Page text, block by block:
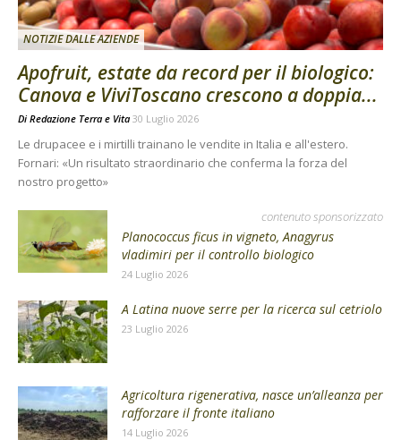
NOTIZIE DALLE AZIENDE
Apofruit, estate da record per il biologico:
Canova e ViviToscano crescono a doppia...
Di Redazione Terra e Vita 30 Luglio 2026
Le drupacee e i mirtilli trainano le vendite in Italia e all'estero.
Fornari: «Un risultato straordinario che conferma la forza del
nostro progetto»
contenuto sponsorizzato
Planococcus ficus in vigneto, Anagyrus
vladimiri per il controllo biologico
24 Luglio 2026
A Latina nuove serre per la ricerca sul cetriolo
23 Luglio 2026
Agricoltura rigenerativa, nasce un’alleanza per
rafforzare il fronte italiano
14 Luglio 2026